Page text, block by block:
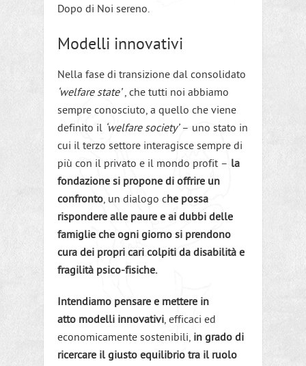
Dopo di Noi sereno.
Modelli innovativi
Nella fase di transizione dal consolidato
‘welfare state’, che tutti noi abbiamo
sempre conosciuto, a quello che viene
definito il ‘welfare society’– uno stato in
cui il terzo settore interagisce sempre di
più con il privato e il mondo profit – la
fondazione si propone di offrire un
confronto, un dialogo che possa
rispondere alle paure e ai dubbi delle
famiglie che ogni giorno si prendono
cura dei propri cari colpiti da disabilità e
fragilità psico-fisiche.
Intendiamo pensare e mettere in
atto modelli innovativi, efficaci ed
economicamente sostenibili, in grado di
ricercare il giusto equilibrio tra il ruolo